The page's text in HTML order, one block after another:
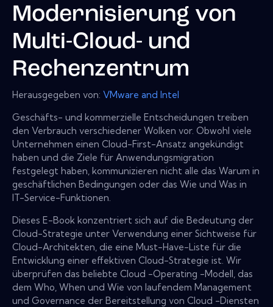
Modernisierung von
Multi-Cloud- und
Rechenzentrum
Herausgegeben von: VMware and Intel
Geschäfts- und kommerzielle Entscheidungen treiben
den Verbrauch verschiedener Wolken vor. Obwohl viele
Unternehmen einen Cloud-First-Ansatz angekündigt
haben und die Ziele für Anwendungsmigration
festgelegt haben, kommunizieren nicht alle das Warum in
geschäftlichen Bedingungen oder das Wie und Was in
IT-Service-Funktionen.
Dieses E-Book konzentriert sich auf die Bedeutung der
Cloud-Strategie unter Verwendung einer Sichtweise für
Cloud-Architekten, die eine Must-Have-Liste für die
Entwicklung einer effektiven Cloud-Strategie ist. Wir
überprüfen das beliebte Cloud -Operating -Modell, das
dem Who, When und Wie von laufendem Management
und Governance der Bereitstellung von Cloud -Diensten